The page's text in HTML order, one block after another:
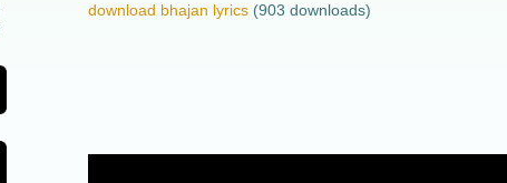
download bhajan lyrics (903 downloads)